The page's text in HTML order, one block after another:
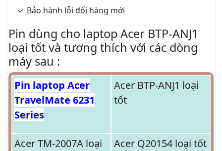
Bảo hành lỗi đổi hàng mới
Pin dùng cho laptop Acer BTP-ANJ1
loại tốt và tương thích với các dòng
máy sau :
Pin laptop Acer
TravelMate 6231
Series
Acer BTP-ANJ1 loại
tốt
Acer TM-2007A loại
Acer Q20154 loại tốt